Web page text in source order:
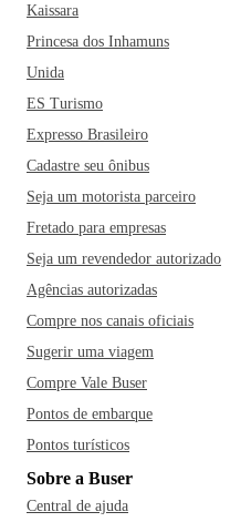
Kaissara
Princesa dos Inhamuns
Unida
ES Turismo
Expresso Brasileiro
Cadastre seu ônibus
Seja um motorista parceiro
Fretado para empresas
Seja um revendedor autorizado
Agências autorizadas
Compre nos canais oficiais
Sugerir uma viagem
Compre Vale Buser
Pontos de embarque
Pontos turísticos
Sobre a Buser
Central de ajuda